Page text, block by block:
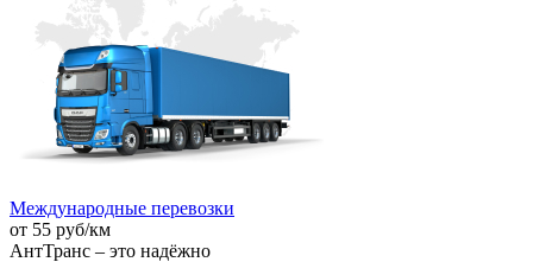
Международные перевозки
от 55 руб/км
АнтТранс – это надёжно